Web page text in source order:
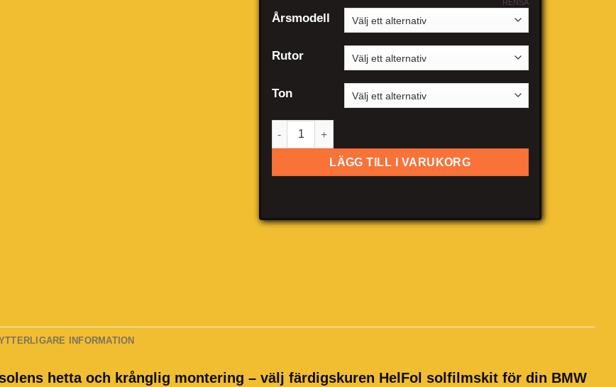
Årsmodell
Rutor
Ton
RENSA
BMW 3-serie Sedan 5-dörrar mängd
LÄGG TILL I VARUKORG
INFORMATION
hetta och krånglig montering – välj färdigskuren HelFol solfilmskit för din BMW